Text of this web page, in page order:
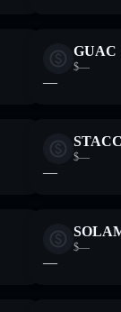
GUAC
$—
—
$—
—
$—
—